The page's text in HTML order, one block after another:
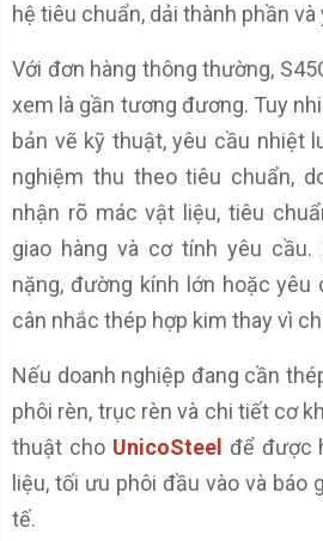
hệ tiêu chuẩn, dải thành phần
Với đơn hàng thông thường,
xem là gần tương đương. Tuy
bản vẽ kỹ thuật, yêu cầu nhiệt
nghiệm thu theo tiêu chuẩn,
nhận rõ mác vật liệu, tiêu
giao hàng và cơ tính yêu
nặng, đường kính lớn hoặc yêu
cân nhắc thép hợp kim thay vì
Nếu doanh nghiệp đang cần
phôi rèn, trục rèn và chi tiết cơ
thuật cho UnicoSteel để được
liệu, tối ưu phôi đầu vào và báo
tế.